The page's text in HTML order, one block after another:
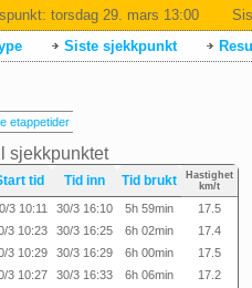
torsdag 29. mars 13:00
Siste sjekkpunkt
etappetider
sjekkpunktet
tid Tid inn Tid brukt
Hastighet
km/t
3 10:11 30/3 16:10 5h 59min
17.5
3 10:23 30/3 16:25 6h 02min
17.4
3 10:29 30/3 16:29 6h 00min
17.5
3 10:27 30/3 16:33 6h 06min
17.2